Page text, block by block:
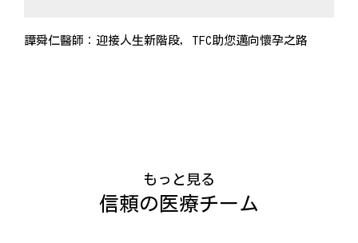
譚舜仁醫師：迎接人生新階段，TFC助您邁向懷孕之路
もっと見る
信頼の医療チーム